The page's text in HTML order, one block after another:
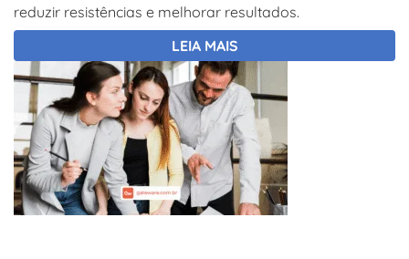
reduzir resistências e melhorar resultados.
LEIA MAIS